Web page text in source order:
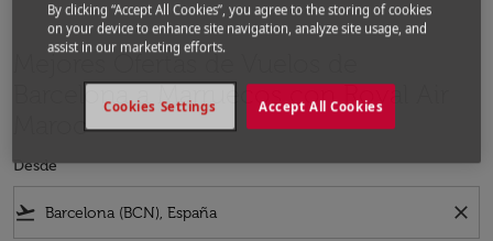
Mejores Ofertas de Vuelos de
Barcelona a Marruecos con Royal Air
Maroc
Desde
flight_takeoff close
By clicking “Accept All Cookies”, you agree to the storing of cookies
on your device to enhance site navigation, analyze site usage, and
assist in our marketing efforts.
Accept All Cookies
Cookies Settings